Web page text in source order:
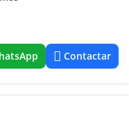
Contactar